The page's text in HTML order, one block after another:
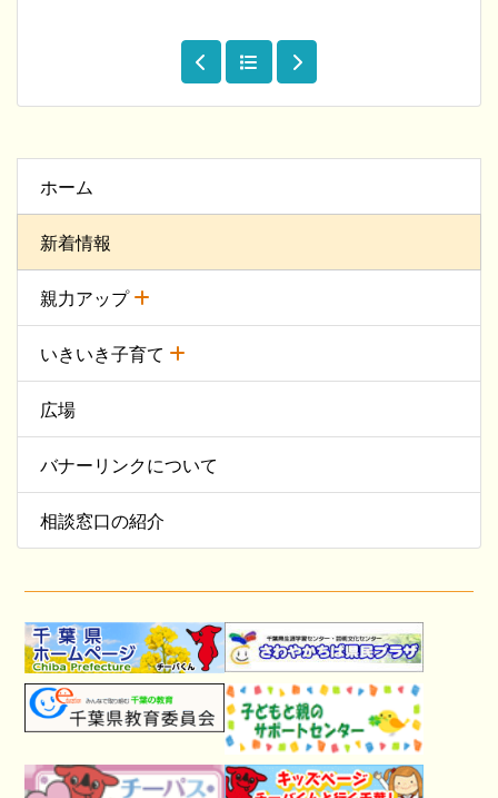
ホーム
新着情報
親力アップ
いきいき子育て
広場
バナーリンクについて
相談窓口の紹介